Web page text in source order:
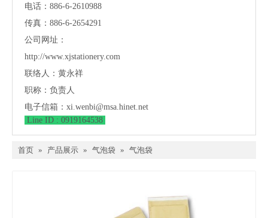
电话：886-6-2610988
传真：886-6-2654291
公司网址：
http://www.xjstationery.com
联络人：黄永祥
职称：负责人
电子信箱： xi.wenbi@msa.hinet.net
Line ID : 0919164538
首页 » 产品展示 » 气泡袋 » 气泡袋